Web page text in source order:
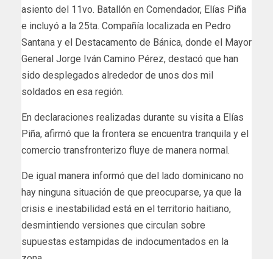
asiento del 11vo. Batallón en Comendador, Elías Piña
e incluyó a la 25ta. Compañía localizada en Pedro
Santana y el Destacamento de Bánica, donde el Mayor
General Jorge Iván Camino Pérez, destacó que han
sido desplegados alrededor de unos dos mil
soldados en esa región.
En declaraciones realizadas durante su visita a Elías
Piña, afirmó que la frontera se encuentra tranquila y el
comercio transfronterizo fluye de manera normal.
De igual manera informó que del lado dominicano no
hay ninguna situación de que preocuparse, ya que la
crisis e inestabilidad está en el territorio haitiano,
desmintiendo versiones que circulan sobre
supuestas estampidas de indocumentados en la